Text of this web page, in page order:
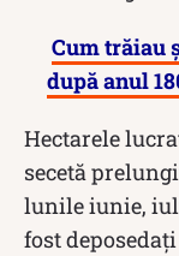
Cum trăiau
după anul
Hectarele
secetă
lunile iunie,
fost